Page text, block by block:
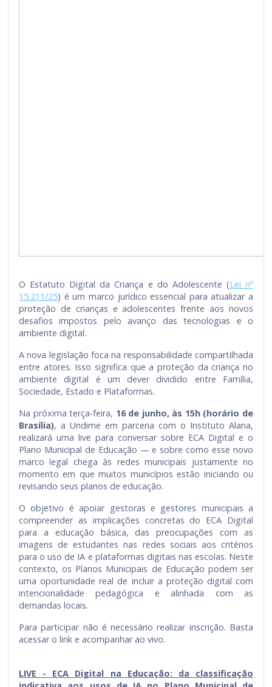
O Estatuto Digital da Criança e do Adolescente (Lei nº
15.211/25) é um marco jurídico essencial para atualizar a
proteção de crianças e adolescentes frente aos novos
desafios impostos pelo avanço das tecnologias e o
ambiente digital.
A nova legislação foca na responsabilidade compartilhada
entre atores. Isso significa que a proteção da criança no
ambiente digital é um dever dividido entre Família,
Sociedade, Estado e Plataformas.
Na próxima terça-feira, 16 de junho, às 15h (horário de
Brasília), a Undime em parceria com o Instituto Alana,
realizará uma live para conversar sobre ECA Digital e o
Plano Municipal de Educação — e sobre como esse novo
marco legal chega às redes municipais justamente no
momento em que muitos municípios estão iniciando ou
revisando seus planos de educação.
O objetivo é apoiar gestoras e gestores municipais a
compreender as implicações concretas do ECA Digital
para a educação básica, das preocupações com as
imagens de estudantes nas redes sociais aos critérios
para o uso de IA e plataformas digitais nas escolas. Neste
contexto, os Planos Municipais de Educação podem ser
uma oportunidade real de incluir a proteção digital com
intencionalidade pedagógica e alinhada com as
demandas locais.
Para participar não é necessário realizar inscrição. Basta
acessar o link e acompanhar ao vivo.
LIVE - ECA Digital na Educação: da classificação